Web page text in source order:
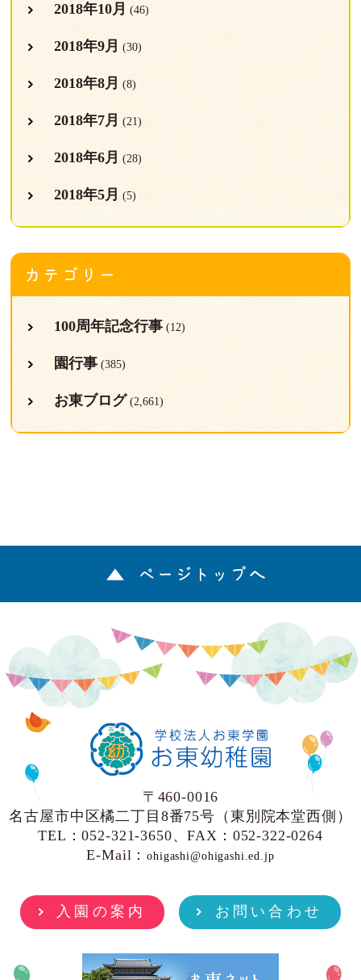
2018年10月 (46)
2018年9月 (30)
2018年8月 (8)
2018年7月 (21)
2018年6月 (28)
2018年5月 (5)
カテゴリー
100周年記念行事(12)
園行事(385)
お東ブログ (2,661)
ページトップへ
〒460-0016
名古屋市中区橘二丁目8番75号（東別院本堂西側）
TEL：052-321-3650、FAX：052-322-0264
E-Mail：ohigashi@ohigashi.ed.jp
入園の案内 お問い合わせ